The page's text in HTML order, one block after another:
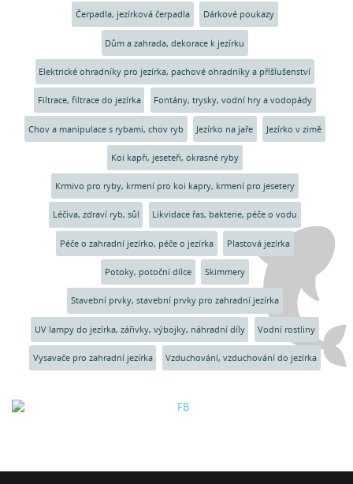
Čerpadla, jezírková čerpadla Dárkové poukazy
Dům a zahrada, dekorace k jezírku
Elektrické ohradníky pro jezírka, pachové ohradníky a příšlušenství
Filtrace, filtrace do jezírka Fontány, trysky, vodní hry a vodopády
Chov a manipulace s rybami, chov ryb Jezírko na jaře Jezírko v zimě
Koi kapři, jeseteři, okrasné ryby
Krmivo pro ryby, krmení pro koi kapry, krmení pro jesetery
Léčiva, zdraví ryb, sůl Likvidace řas, bakterie, péče o vodu
Péče o zahradní jezírko, péče o jezírka Plastová jezírka
Potoky, potoční dílce Skimmery
Stavební prvky, stavební prvky pro zahradní jezírka
UV lampy do jezírka, zářivky, výbojky, náhradní díly Vodní rostliny
Vysavače pro zahradní jezírka Vzduchování, vzduchování do jezírka